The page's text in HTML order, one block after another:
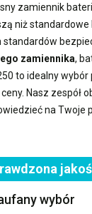
zamiennik
niż standardowe
zamiennika,
to idealny wybór
Nasz zespół
na Twoje
wybór